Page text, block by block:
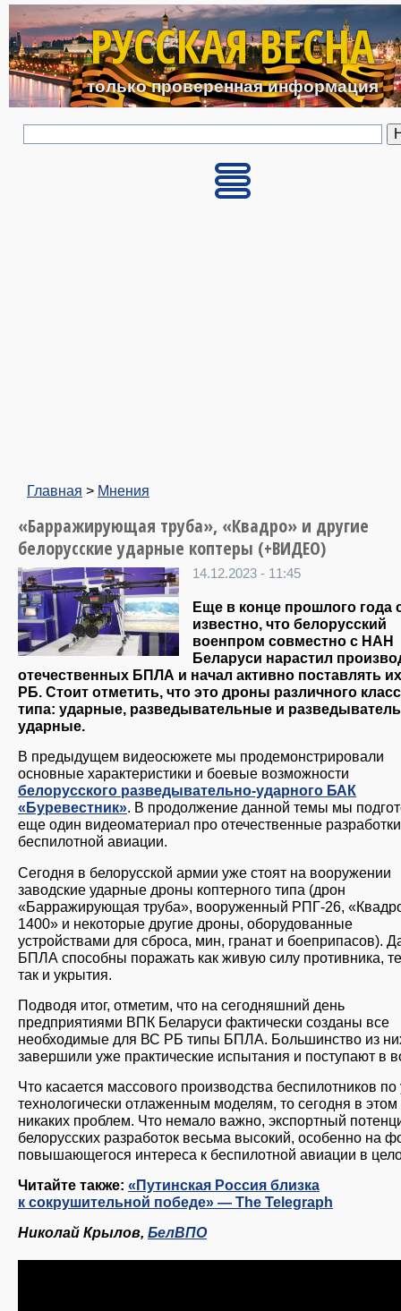
Перейти к основному
РУССКАЯ ВЕСНА
только проверенная информация
Главная > Мнения
«Барражирующая труба», «Квадро» и другие
белорусские ударные коптеры (+ВИДЕО)
14.12.2023 - 11:45
Еще в конце прошлого года
известно, что белорусский
военпром совместно с НАН
Беларуси нарастил
отечественных БПЛА и начал активно поставлять
РБ. Стоит отметить, что это дроны различного
типа: ударные, разведывательные и
ударные.
В предыдущем видеосюжете мы продемонстрировали
основные характеристики и боевые возможности
белорусского разведывательно-ударного БАК
«Буревестник». В продолжение данной темы мы
еще один видеоматериал про отечественные разработки
беспилотной авиации.
Сегодня в белорусской армии уже стоят на вооружении
заводские ударные дроны коптерного типа (дрон
«Барражирующая труба», вооруженный РПГ-26,
1400» и некоторые другие дроны, оборудованные
устройствами для сброса, мин, гранат и боеприпасов).
БПЛА способны поражать как живую силу противника,
так и укрытия.
Подводя итог, отметим, что на сегодняшний день
предприятиями ВПК Беларуси фактически созданы все
необходимые для ВС РБ типы БПЛА. Большинство из
завершили уже практические испытания и поступают в
Что касается массового производства беспилотников
технологически отлаженным моделям, то сегодня в этом
никаких проблем. Что немало важно, экспортный
белорусских разработок весьма высокий, особенно на
повышающегося интереса к беспилотной авиации в
Читайте также: «Путинская Россия близка
к сокрушительной победе» — The Telegraph
Николай Крылов, БелВПО